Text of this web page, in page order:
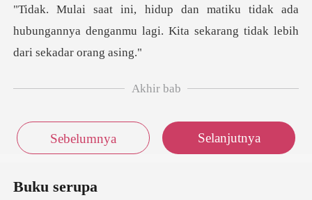
dak ada
hubungannya denganmu lagi. Kita sek
Akhir bab
Sebelumnya Selanjutnya
Buku serupa